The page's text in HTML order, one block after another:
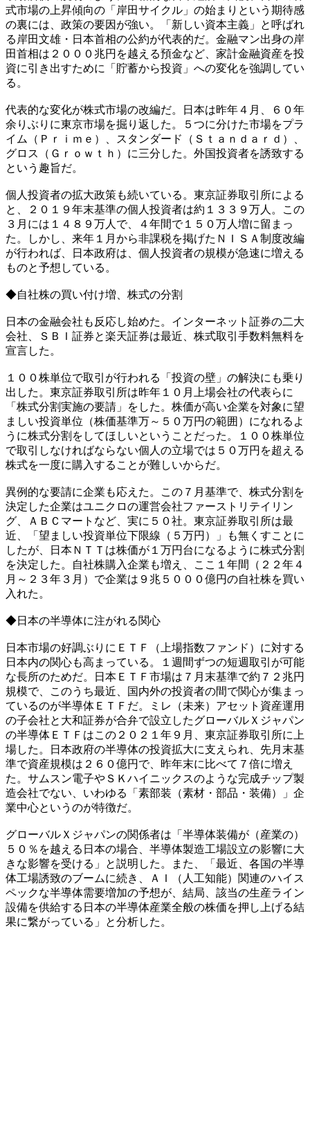
式市場の上昇傾向の「岸田サイクル」の始まりという期待感
の裏には、政策の要因が強い。「新しい資本主義」と呼ばれ
る岸田文雄・日本首相の公約が代表的だ。金融マン出身の岸
田首相は２０００兆円を越える預金など、家計金融資産を投
資に引き出すために「貯蓄から投資」への変化を強調してい
る。
代表的な変化が株式市場の改編だ。日本は昨年４月、６０年
余りぶりに東京市場を掘り返した。５つに分けた市場をプラ
イム（Ｐｒｉｍｅ）、スタンダード（Ｓｔａｎｄａｒｄ）、
グロス（Ｇｒｏｗｔｈ）に三分した。外国投資者を誘致する
という趣旨だ。
個人投資者の拡大政策も続いている。東京証券取引所による
と、２０１９年末基準の個人投資者は約１３３９万人。この
３月には１４８９万人で、４年間で１５０万人増に留まっ
た。しかし、来年１月から非課税を掲げたＮＩＳＡ制度改編
が行われば、日本政府は、個人投資者の規模が急速に増える
ものと予想している。
◆自社株の買い付け増、株式の分割
日本の金融会社も反応し始めた。インターネット証券の二大
会社、ＳＢＩ証券と楽天証券は最近、株式取引手数料無料を
宣言した。
１００株単位で取引が行われる「投資の壁」の解決にも乗り
出した。東京証券取引所は昨年１０月上場会社の代表らに
「株式分割実施の要請」をした。株価が高い企業を対象に望
ましい投資単位（株価基準万～５０万円の範囲）になれるよ
うに株式分割をしてほしいということだった。１００株単位
で取引しなければならない個人の立場では５０万円を超える
株式を一度に購入することが難しいからだ。
異例的な要請に企業も応えた。この７月基準で、株式分割を
決定した企業はユニクロの運営会社ファーストリテイリン
グ、ＡＢＣマートなど、実に５０社。東京証券取引所は最
近、「望ましい投資単位下限線（５万円）」も無くすことに
したが、日本ＮＴＴは株価が１万円台になるように株式分割
を決定した。自社株購入企業も増え、ここ１年間（２２年４
月～２３年３月）で企業は９兆５０００億円の自社株を買い
入れた。
◆日本の半導体に注がれる関心
日本市場の好調ぶりにＥＴＦ（上場指数ファンド）に対する
日本内の関心も高まっている。１週間ずつの短週取引が可能
な長所のためだ。日本ＥＴＦ市場は７月末基準で約７２兆円
規模で、このうち最近、国内外の投資者の間で関心が集まっ
ているのが半導体ＥＴＦだ。ミレ（未来）アセット資産運用
の子会社と大和証券が合弁で設立したグローバルＸジャパン
の半導体ＥＴＦはこの２０２１年９月、東京証券取引所に上
場した。日本政府の半導体の投資拡大に支えられ、先月末基
準で資産規模は２６０億円で、昨年末に比べて７倍に増え
た。サムスン電子やＳＫハイニックスのような完成チップ製
造会社でない、いわゆる「素部装（素材・部品・装備）」企
業中心というのが特徴だ。
グローバルＸジャパンの関係者は「半導体装備が（産業の）
５０％を越える日本の場合、半導体製造工場設立の影響に大
きな影響を受ける」と説明した。また、「最近、各国の半導
体工場誘致のブームに続き、ＡＩ（人工知能）関連のハイス
ペックな半導体需要増加の予想が、結局、該当の生産ライン
設備を供給する日本の半導体産業全般の株価を押し上げる結
果に繋がっている」と分析した。